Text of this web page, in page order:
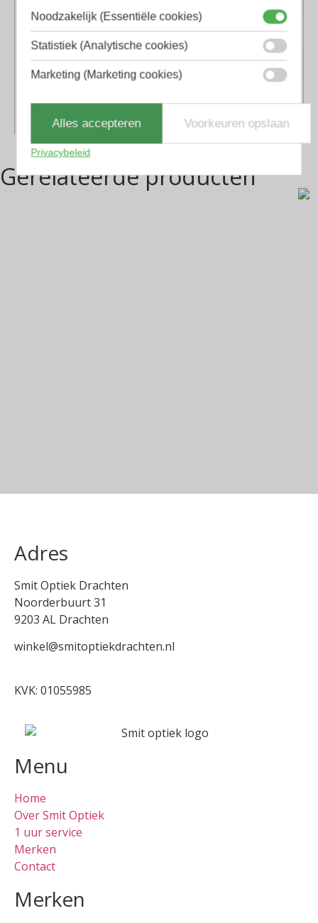
Montuur
materiaal
Kunststof
Lens materiaal
Kunststof
Vorm
Panto
Gerelateerde producten
Adres
Smit Optiek Drachten
Noorderbuurt 31
9203 AL Drachten
winkel@smitoptiekdrachten.nl
KVK: 01055985
Menu
Home
Over Smit Optiek
1 uur service
Merken
Contact
Merken
Noodzakelijk (Essentiële cookies)
Statistiek (Analytische cookies)
Marketing (Marketing cookies)
Alles accepteren Voorkeuren opslaan
Privacybeleid